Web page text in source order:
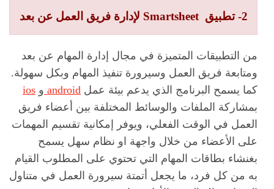
2- تطبيق Smartsheet لإدارة فريق العمل عن بعد
من التطبيقات المتميزة في مجال إدارة المهام عن بعد
ومتابعة فريق العمل وسيرورة تنفيذ المهام وبكل سهولة.
كما يسمح البرنامج الذي يدعم بيئة عمل android و ios
بمشاركة الملفات والوسائط المختلفة بين أعضاء فريق
العمل في الوقت الفعلي، ويوفر إمكانية تقسيم المهمات
على الأعضاء من خلال واجهة او نظام سهل يسمح
بغنشاء بطاقات المهام التي تحتوي على المطلوب القيام
به من كل فرد، ما يجعل أتمتة سيرورة العمل في متناول